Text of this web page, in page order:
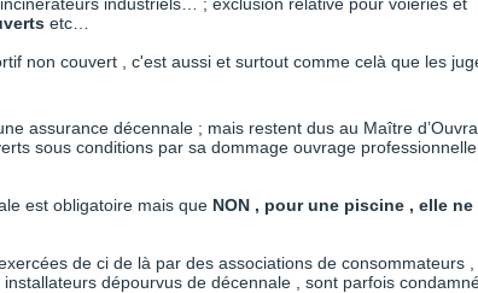
etc…
non couvert , c'est aussi et surtout comme celà que les
assurance décennale ; mais restent dus au Maître
sous conditions par sa dommage ouvrage professionnelle
est obligatoire mais que NON , pour une piscine , elle ne
de ci de là par des associations de consommateurs ,
dépourvus de décennale , sont parfois